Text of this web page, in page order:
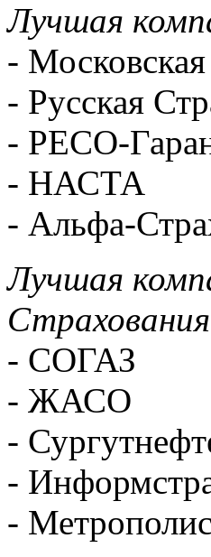
Лучшая
-
- Русская
- РЕСО-
- НАСТА
- Альфа-
Лучшая
- СОГАЗ
- ЖАСО
-
-
- Метрополис